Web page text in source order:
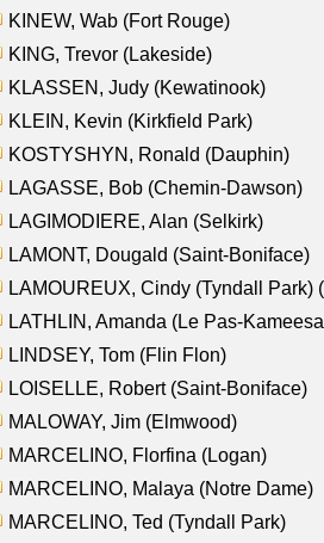
KINEW, Wab (Fort Rouge)
KING, Trevor (Lakeside)
KLASSEN, Judy (Kewatinook)
KLEIN, Kevin (Kirkfield Park)
KOSTYSHYN, Ronald (Dauphin)
LAGASSE, Bob (Chemin-Dawson)
LAGIMODIERE, Alan (Selkirk)
LAMONT, Dougald (Saint-Boniface)
LAMOUREUX, Cindy (Tyndall Park)
LATHLIN, Amanda (Le Pas-
LINDSEY, Tom (Flin Flon)
LOISELLE, Robert (Saint-Boniface)
MALOWAY, Jim (Elmwood)
MARCELINO, Florfina (Logan)
MARCELINO, Malaya (Notre Dame)
MARCELINO, Ted (Tyndall Park)